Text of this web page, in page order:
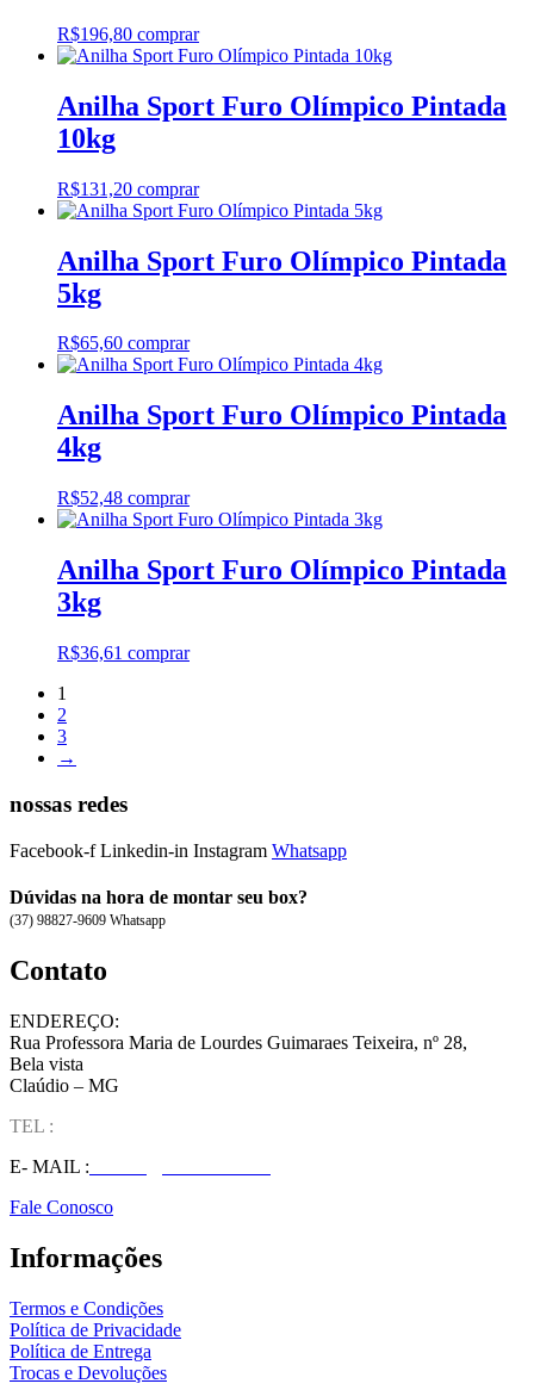
R$196,80 comprar
Anilha Sport Furo Olímpico Pintada
10kg
R$131,20 comprar
Anilha Sport Furo Olímpico Pintada
5kg
R$65,60 comprar
Anilha Sport Furo Olímpico Pintada
4kg
R$52,48 comprar
Anilha Sport Furo Olímpico Pintada
3kg
R$36,61 comprar
1
2
3
→
nossas redes
Facebook-f Linkedin-in Instagram Whatsapp
Dúvidas na hora de montar seu box?
(37) 98827-9609 Whatsapp
Contato
ENDEREÇO:
Rua Professora Maria de Lourdes Guimaraes Teixeira, nº 28,
Bela vista
Claúdio – MG
TEL :
E- MAIL :
Fale Conosco
Informações
Termos e Condições
Política de Privacidade
Política de Entrega
Trocas e Devoluções